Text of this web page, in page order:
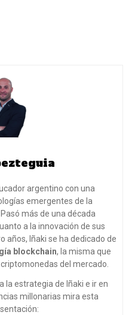
argentino con una
emergentes de la
. Pasó más de una década
a la innovación de sus
años, Iñaki se ha dedicado de
blockchain, la misma que
del mercado.
la estrategia de Iñaki e ir en
millonarias mira esta